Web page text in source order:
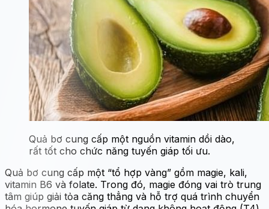
Quả bơ cung cấp một nguồn vitamin dồi dào,
rất tốt cho chức năng tuyến giáp tối ưu.
Quả bơ cung cấp một “tổ hợp vàng” gồm magie, kali,
vitamin B6 và folate. Trong đó, magie đóng vai trò trung
tâm giúp giải tỏa căng thẳng và hỗ trợ quá trình chuyển